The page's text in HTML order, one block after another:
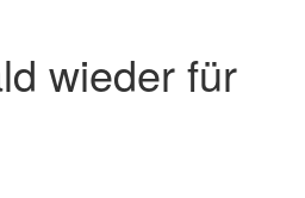
wieder für